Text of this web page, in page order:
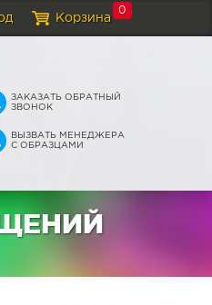
Корзина
0
ЗАКАЗАТЬ ОБРАТНЫЙ
ЗВОНОК
ВЫЗВАТЬ МЕНЕДЖЕРА
С ОБРАЗЦАМИ